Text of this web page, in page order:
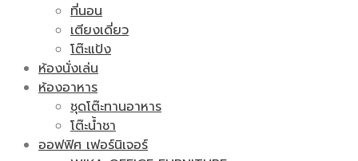
ที่นอน
เตียงเดี่ยว
โต๊ะแป้ง
ห้องนั่งเล่น
ห้องอาหาร
ชุดโต๊ะทานอาหาร
โต๊ะน้ำชา
ออฟฟิศ เฟอร์นิเจอร์